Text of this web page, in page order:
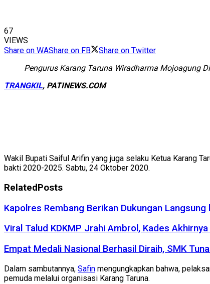
67
VIEWS
Share on WAShare on FB
Share on Twitter
Pengurus Karang Taruna Wiradharma Mojoagung
TRANGKIL, PATINEWS.COM
Wakil Bupati Saiful Arifin yang juga selaku Ketua Karang
bakti 2020-2025. Sabtu, 24 Oktober 2020.
RelatedPosts
Kapolres Rembang Berikan Dukungan
Viral Talud KDKMP Jrahi Ambrol, Kades
Empat Medali Nasional Berhasil Diraih, SMK
Dalam sambutannya, Safin mengungkapkan bahwa,
pemuda melalui organisasi Karang Taruna.